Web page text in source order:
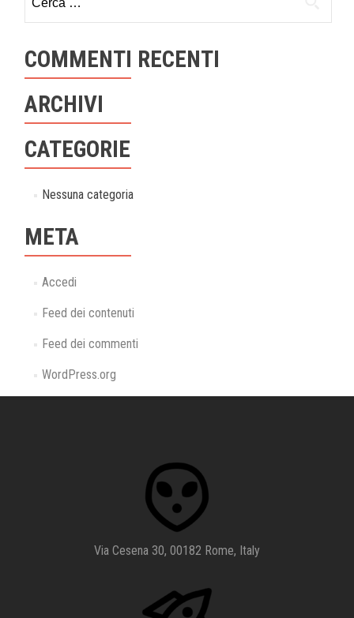
per:
COMMENTI RECENTI
ARCHIVI
CATEGORIE
Nessuna categoria
META
Accedi
Feed dei contenuti
Feed dei commenti
WordPress.org
Via Cesena 30, 00182 Rome, Italy